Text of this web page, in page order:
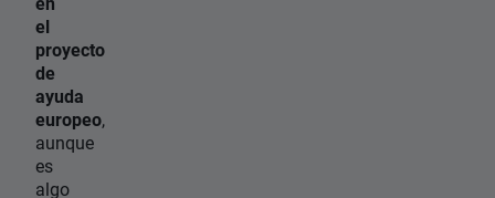
el
proyecto
de
ayuda
europeo,
aunque
es
algo